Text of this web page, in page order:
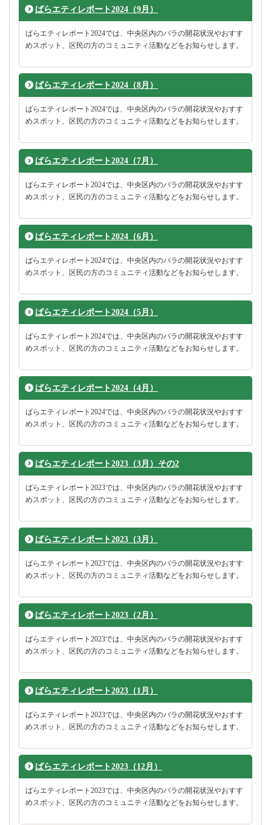
ばらエティレポート2024（9月）
ばらエティレポート2024では、中央区内のバラの開花状況やおすす
めスポット、区民の方のコミュニティ活動などをお知らせします。
ばらエティレポート2024（8月）
ばらエティレポート2024では、中央区内のバラの開花状況やおすす
めスポット、区民の方のコミュニティ活動などをお知らせします。
ばらエティレポート2024（7月）
ばらエティレポート2024では、中央区内のバラの開花状況やおすす
めスポット、区民の方のコミュニティ活動などをお知らせします。
ばらエティレポート2024（6月）
ばらエティレポート2024では、中央区内のバラの開花状況やおすす
めスポット、区民の方のコミュニティ活動などをお知らせします。
ばらエティレポート2024（5月）
ばらエティレポート2024では、中央区内のバラの開花状況やおすす
めスポット、区民の方のコミュニティ活動などをお知らせします。
ばらエティレポート2024（4月）
ばらエティレポート2024では、中央区内のバラの開花状況やおすす
めスポット、区民の方のコミュニティ活動などをお知らせします。
ばらエティレポート2023（3月）その2
ばらエティレポート2023では、中央区内のバラの開花状況やおすす
めスポット、区民の方のコミュニティ活動などをお知らせします。
ばらエティレポート2023（3月）
ばらエティレポート2023では、中央区内のバラの開花状況やおすす
めスポット、区民の方のコミュニティ活動などをお知らせします。
ばらエティレポート2023（2月）
ばらエティレポート2023では、中央区内のバラの開花状況やおすす
めスポット、区民の方のコミュニティ活動などをお知らせします。
ばらエティレポート2023（1月）
ばらエティレポート2023では、中央区内のバラの開花状況やおすす
めスポット、区民の方のコミュニティ活動などをお知らせします。
ばらエティレポート2023（12月）
ばらエティレポート2023では、中央区内のバラの開花状況やおすす
めスポット、区民の方のコミュニティ活動などをお知らせします。